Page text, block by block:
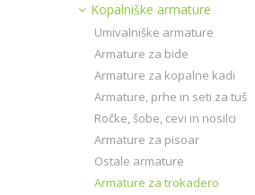
Kopalniške armature
Umivalniške armature
Armature za bide
Armature za kopalne kadi
Armature, prhe in seti za tuš
Ročke, šobe, cevi in nosilci
Armature za pisoar
Ostale armature
Armature za trokadero